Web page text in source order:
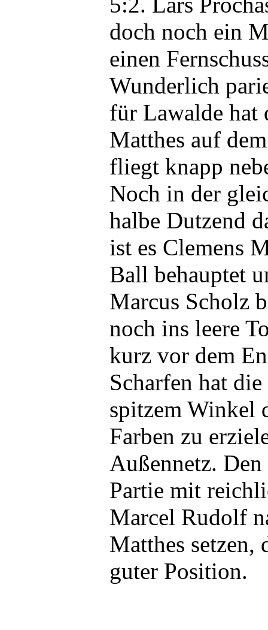
doch noch ein
einen
Wunderlich
für Lawalde hat
Matthes auf
fliegt knapp
Noch in der
halbe Dutzend
ist es Clemens
Ball behauptet
Marcus Scholz
noch ins leere
kurz vor dem
Scharfen hat
spitzem Winkel
Farben zu
Außennetz.
Partie mit
Marcel Rudolf
Matthes setzen,
guter Position.